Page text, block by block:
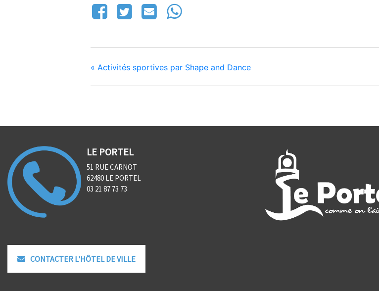
« Activités sportives par Shape and Dance
LE PORTEL
51 RUE CARNOT
62480 LE PORTEL
03 21 87 73 73
CONTACTER L'HÔTEL DE VILLE